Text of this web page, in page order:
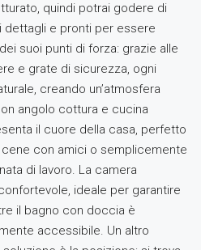
quindi potrai godere di
dettagli e pronti per essere
suoi punti di forza: grazie alle
e grate di sicurezza, ogni
creando un’atmosfera
angolo cottura e cucina
il cuore della casa, perfetto
con amici o semplicemente
di lavoro. La camera
ideale per garantire
il bagno con doccia è
accessibile. Un altro